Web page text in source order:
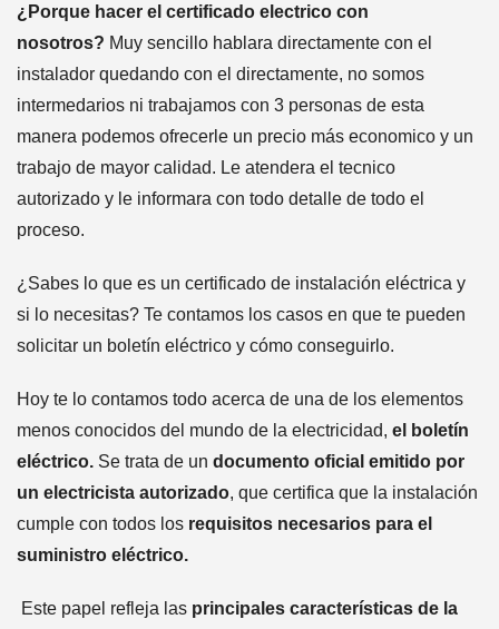
¿Porque hacer el certificado electrico con
nosotros? Muy sencillo hablara directamente con el
instalador quedando con el directamente, no somos
intermedarios ni trabajamos con 3 personas de esta
manera podemos ofrecerle un precio más economico y un
trabajo de mayor calidad. Le atendera el tecnico
autorizado y le informara con todo detalle de todo el
proceso.
¿Sabes lo que es un certificado de instalación eléctrica y
si lo necesitas? Te contamos los casos en que te pueden
solicitar un boletín eléctrico y cómo conseguirlo.
Hoy te lo contamos todo acerca de una de los elementos
menos conocidos del mundo de la electricidad, el boletín
eléctrico.Se trata de un documento oficial emitido por
un electricista autorizado, que certifica que la instalación
cumple con todos los requisitos necesarios para el
suministro eléctrico.
Este papel refleja las principales características de la